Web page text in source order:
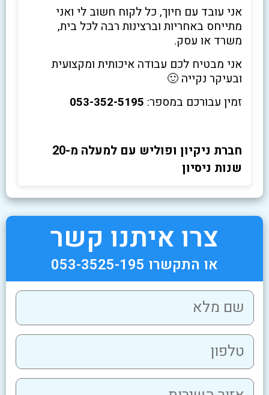
אני עובד עם חיוך, כל לקוח חשוב לי ואני
מתייחס באחריות וברצינות רבה לכל בית,
משרד או עסק.
אני מבטיח לכם עבודה איכותית ומקצועית
ובעיקר נקייה 🙂
זמין עבורכם במספר: 053-352-5195
חברת ניקיון ופוליש עם למעלה מ-20
שנות ניסיון
צרו איתנו קשר
או התקשרו 053-3525-195